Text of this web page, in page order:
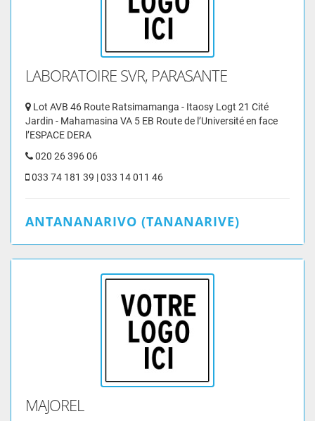
LABORATOIRE SVR, PARASANTE
Lot AVB 46 Route Ratsimamanga - Itaosy Logt 21 Cité
Jardin - Mahamasina VA 5 EB Route de l’Université en face
l’ESPACE DERA
020 26 396 06
033 74 181 39 | 033 14 011 46
ANTANANARIVO (TANANARIVE)
MAJOREL